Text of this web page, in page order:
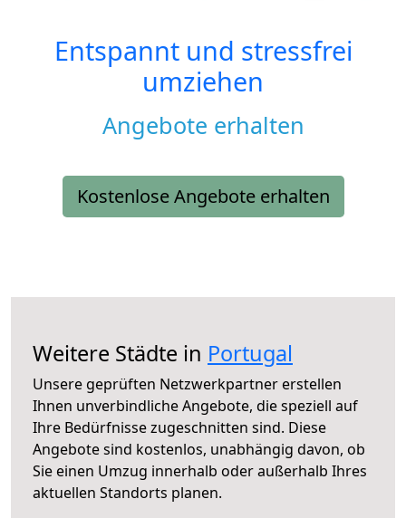
Entspannt und stressfrei
umziehen
Angebote erhalten
Kostenlose Angebote erhalten
Weitere Städte in Portugal
Unsere geprüften Netzwerkpartner erstellen
Ihnen unverbindliche Angebote, die speziell auf
Ihre Bedürfnisse zugeschnitten sind. Diese
Angebote sind kostenlos, unabhängig davon, ob
Sie einen Umzug innerhalb oder außerhalb Ihres
aktuellen Standorts planen.